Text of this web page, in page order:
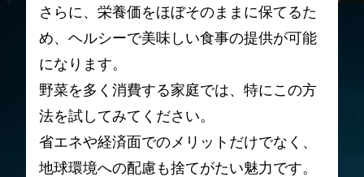
さらに、栄養価をほぼそのままに保てるた
め、ヘルシーで美味しい食事の提供が可能
になります。
野菜を多く消費する家庭では、特にこの方
法を試してみてください。
省エネや経済面でのメリットだけでなく、
地球環境への配慮も捨てがたい魅力です。